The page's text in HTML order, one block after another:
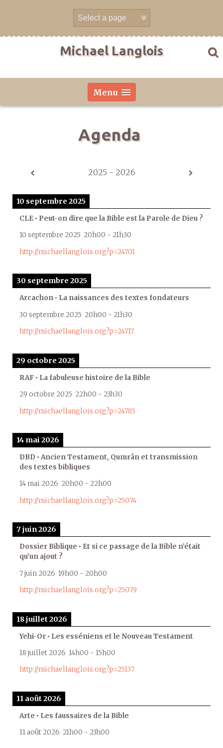
Michael Langlois
Menu
Agenda
2025 - 2026
10 septembre 2025
CLE • Peut-on dire que la Bible est la Parole de Dieu ?
10 septembre 2025 20h00 - 21h30
http://michaellanglois.org?p=24701
30 septembre 2025
Arcachon • La naissances des textes fondateurs
30 septembre 2025 20h00 - 21h30
http://michaellanglois.org?p=24717
29 octobre 2025
RAF • La fabuleuse histoire de la Bible
29 octobre 2025 22h00 - 23h30
http://michaellanglois.org?p=24785
14 mai 2026
DBD • Ancien Testament, Qumrân et transmission
des textes bibliques
14 mai 2026 20h00 - 22h00
http://michaellanglois.org?p=25074
7 juin 2026
Dossier Biblique • Et si ce passage de la Bible n’était
qu’un ajout ?
7 juin 2026 19h00 - 20h00
http://michaellanglois.org?p=25079
18 juillet 2026
Yehi-Or • Les esséniens et le Nouveau Testament
18 juillet 2026 14h00 - 15h00
http://michaellanglois.org?p=25137
11 août 2026
Arte • Les faussaires de la Bible
11 août 2026 21h00 - 23h00